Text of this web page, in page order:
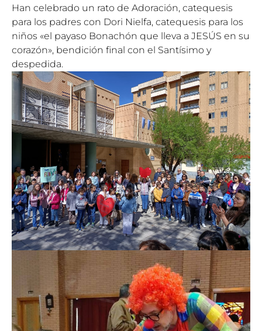
Han celebrado un rato de Adoración, catequesis
para los padres con Dori Nielfa, catequesis para los
niños «el payaso Bonachón que lleva a JESÚS en su
corazón», bendición final con el Santísimo y
despedida.